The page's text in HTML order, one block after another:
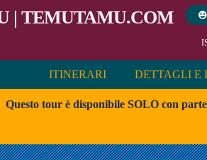
ITINERARI DETTAGLI E
Questo tour è disponibile SOLO con